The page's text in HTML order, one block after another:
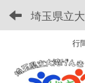
埼玉県立
行